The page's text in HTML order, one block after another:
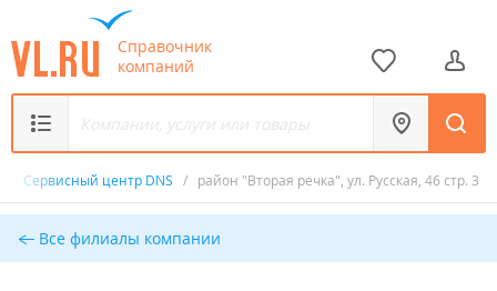
Справочник
компаний
Сервисный центр DNS / район "Вторая речка", ул. Русская, 46 стр. 3
Все филиалы компании